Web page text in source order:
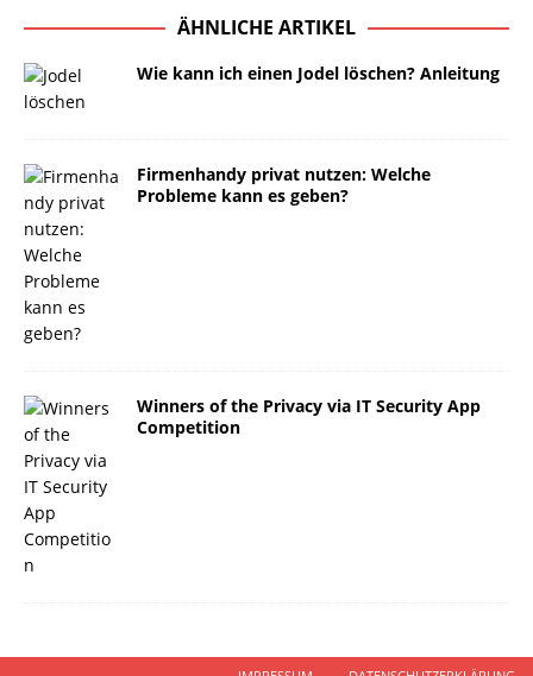
ÄHNLICHE ARTIKEL
Wie kann ich einen Jodel löschen? Anleitung
Firmenhandy privat nutzen: Welche
Probleme kann es geben?
Winners of the Privacy via IT Security App
Competition